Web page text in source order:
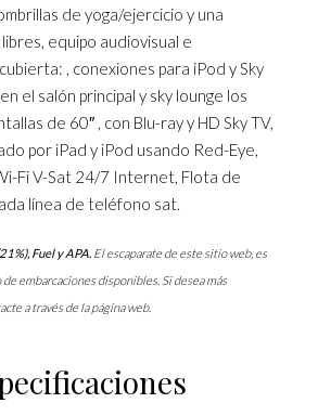
de yoga/ejercicio y una
equipo audiovisual e
, conexiones para iPod y Sky
el salón principal y sky lounge los
de 60″ , con Blu-ray y HD Sky TV,
por iPad y iPod usando Red-Eye,
Fi V-Sat 24/7 Internet, Flota de
línea de teléfono sat.
Fuel y APA. El escaparate de este sitio web, es
embarcaciones disponibles. Si desea más
a través de la página web.